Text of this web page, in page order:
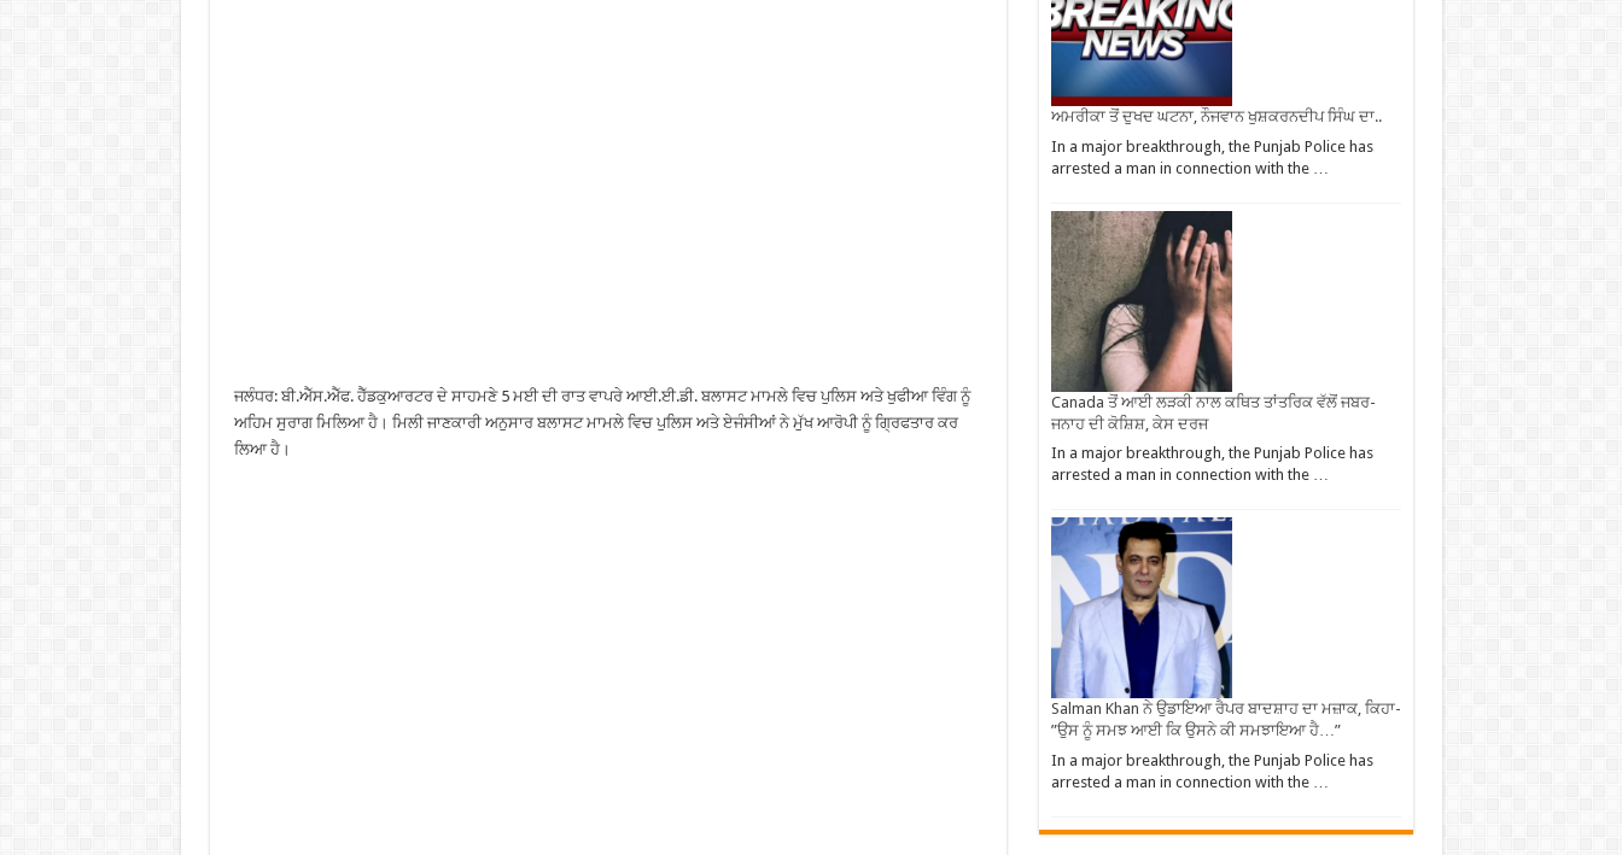
ਜਲੰਧਰ: ਬੀ.ਐੱਸ.ਐੱਫ. ਹੈੱਡਕੁਆਰਟਰ ਦੇ ਸਾਹਮਣੇ 5 ਮਈ ਦੀ ਰਾਤ ਵਾਪਰੇ ਆਈ.ਈ.ਡੀ. ਬਲਾਸਟ ਮਾਮਲੇ ਵਿਚ ਪੁਲਿਸ ਅਤੇ ਖੁਫੀਆ ਵਿੰਗ ਨੂੰ
ਅਹਿਮ ਸੁਰਾਗ ਮਿਲਿਆ ਹੈ। ਮਿਲੀ ਜਾਣਕਾਰੀ ਅਨੁਸਾਰ ਬਲਾਸਟ ਮਾਮਲੇ ਵਿਚ ਪੁਲਿਸ ਅਤੇ ਏਜੰਸੀਆਂ ਨੇ ਮੁੱਖ ਆਰੋਪੀ ਨੂੰ ਗ੍ਰਿਫਤਾਰ ਕਰ
ਲਿਆ ਹੈ।
ਅਮਰੀਕਾ ਤੋਂ ਦੁਖਦ ਘਟਨਾ, ਨੌਜਵਾਨ ਖੁਸ਼ਕਰਨਦੀਪ ਸਿੰਘ ਦਾ..
In a major breakthrough, the Punjab Police has
arrested a man in connection with the …
Canada ਤੋਂ ਆਈ ਲੜਕੀ ਨਾਲ ਕਥਿਤ ਤਾਂਤਰਿਕ ਵੱਲੋਂ ਜਬਰ-
ਜਨਾਹ ਦੀ ਕੋਸ਼ਿਸ਼, ਕੇਸ ਦਰਜ
In a major breakthrough, the Punjab Police has
arrested a man in connection with the …
Salman Khan ਨੇ ਉਡਾਇਆ ਰੈਪਰ ਬਾਦਸ਼ਾਹ ਦਾ ਮਜ਼ਾਕ, ਕਿਹਾ-
”ਉਸ ਨੂੰ ਸਮਝ ਆਈ ਕਿ ਉਸਨੇ ਕੀ ਸਮਝਾਇਆ ਹੈ…”
In a major breakthrough, the Punjab Police has
arrested a man in connection with the …